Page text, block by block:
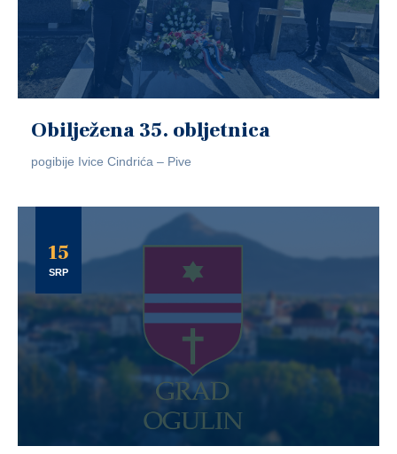
Obilježena 35. obljetnica
pogibije Ivice Cindrića – Pive
15
SRP